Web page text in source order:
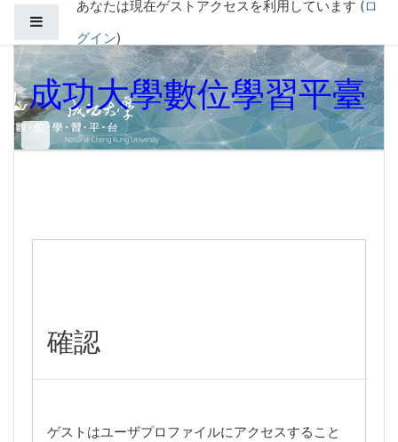
メインコンテンツへスキップする
あなたは現在ゲストアクセスを利用しています (ロ
グイン)
成功大學數位學習平臺
確認
ゲストはユーザプロファイルにアクセスすること